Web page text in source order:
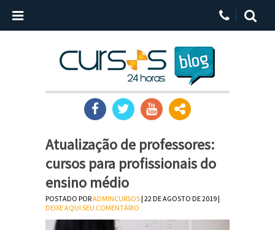
Atualização de professores:
cursos para profissionais do
ensino médio
POSTADO PORADMINCURSOS| 22 DE AGOSTO DE 2019 |
DEIXE AQUI SEU COMENTÁRIO